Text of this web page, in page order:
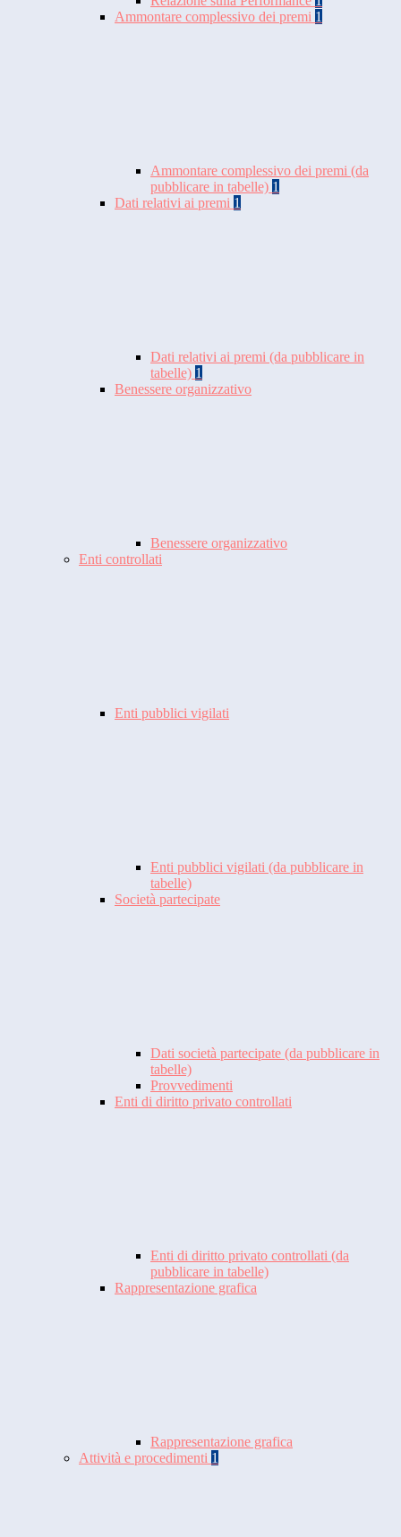
Ammontare complessivo dei premi 1
Ammontare complessivo dei premi (da
pubblicare in tabelle) 1
Dati relativi ai premi 1
Dati relativi ai premi (da pubblicare in
tabelle) 1
Benessere organizzativo
Benessere organizzativo
Enti controllati
Enti pubblici vigilati
Enti pubblici vigilati (da pubblicare in
tabelle)
Società partecipate
Dati società partecipate (da pubblicare in
tabelle)
Provvedimenti
Enti di diritto privato controllati
Enti di diritto privato controllati (da
pubblicare in tabelle)
Rappresentazione grafica
Rappresentazione grafica
Attività e procedimenti 1